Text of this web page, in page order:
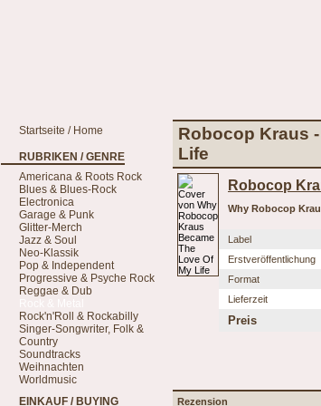
Startseite / Home
RUBRIKEN / GENRE
Americana & Roots Rock
Blues & Blues-Rock
Electronica
Garage & Punk
Glitter-Merch
Jazz & Soul
Neo-Klassik
Pop & Independent
Progressive & Psyche Rock
Reggae & Dub
Rock'n'Roll & Rockabilly
Singer-Songwriter, Folk &
Country
Soundtracks
Weihnachten
Worldmusic
EINKAUF / BUYING
Robocop Kraus
Life
Robocop
Why Robocop
Label
Erstveröffentlichung
Format
Lieferzeit
Preis
Rezension